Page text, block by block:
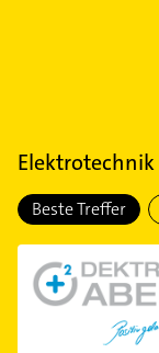
Elektrotechnik
Beste Treffer